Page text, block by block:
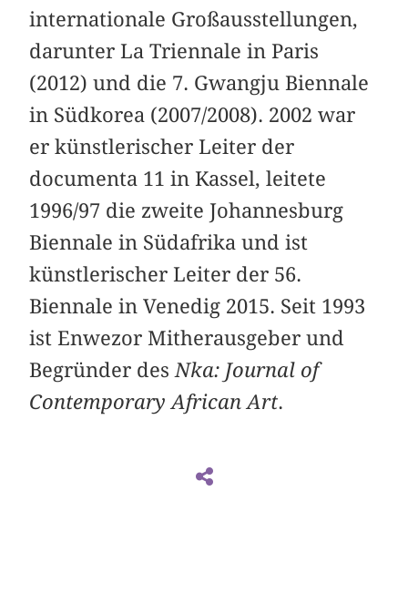
internationale Großausstellungen,
darunter La Triennale in Paris
(2012) und die 7. Gwangju Biennale
in Südkorea (2007/2008). 2002 war
er künstlerischer Leiter der
documenta 11 in Kassel, leitete
1996/97 die zweite Johannesburg
Biennale in Südafrika und ist
künstlerischer Leiter der 56.
Biennale in Venedig 2015. Seit 1993
ist Enwezor Mitherausgeber und
Begründer des Nka: Journal of
Contemporary African Art.